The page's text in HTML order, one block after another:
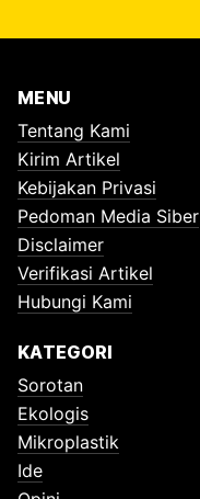
MENU
Tentang Kami
Kirim Artikel
Kebijakan Privasi
Pedoman Media Siber
Disclaimer
Verifikasi Artikel
Hubungi Kami
KATEGORI
Sorotan
Ekologis
Mikroplastik
Ide